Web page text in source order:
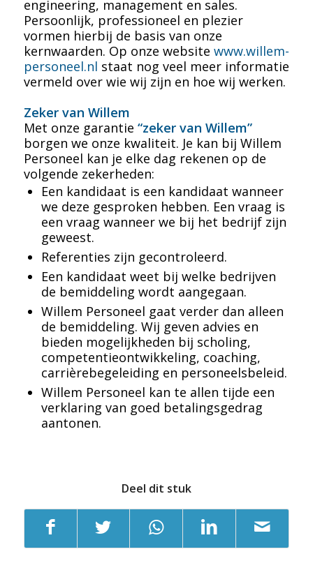
engineering, management en sales.
Persoonlijk, professioneel en plezier
vormen hierbij de basis van onze
kernwaarden. Op onze website www.willem-
personeel.nl staat nog veel meer informatie
vermeld over wie wij zijn en hoe wij werken.
Zeker van Willem
Met onze garantie “zeker van Willem”
borgen we onze kwaliteit. Je kan bij Willem
Personeel kan je elke dag rekenen op de
volgende zekerheden:
Een kandidaat is een kandidaat wanneer
we deze gesproken hebben. Een vraag is
een vraag wanneer we bij het bedrijf zijn
geweest.
Referenties zijn gecontroleerd.
Een kandidaat weet bij welke bedrijven
de bemiddeling wordt aangegaan.
Willem Personeel gaat verder dan alleen
de bemiddeling. Wij geven advies en
bieden mogelijkheden bij scholing,
competentieontwikkeling, coaching,
carrièrebegeleiding en personeelsbeleid.
Willem Personeel kan te allen tijde een
verklaring van goed betalingsgedrag
aantonen.
Deel dit stuk